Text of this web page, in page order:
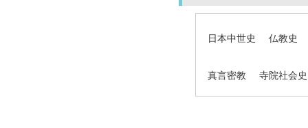
日本中世史 仏教史
真言密教 寺院社会史